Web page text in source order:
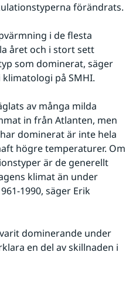
förändrats.
i de flesta
året och i stort sett
som dominerat, säger
på SMHI.
av många milda
in från Atlanten, men
dominerat är inte hela
högre temperaturer. Om
är de generellt
klimat än under
1990, säger Erik
dominerande under
en del av skillnaden i